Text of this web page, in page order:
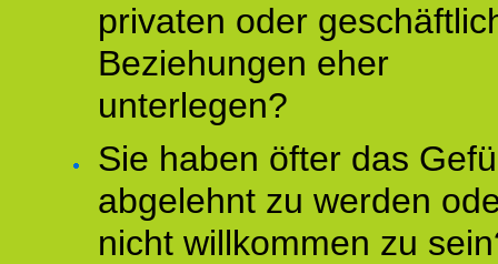
privaten oder
Beziehungen eher
unterlegen?
Sie haben öfter das
abgelehnt zu werden
nicht willkommen zu